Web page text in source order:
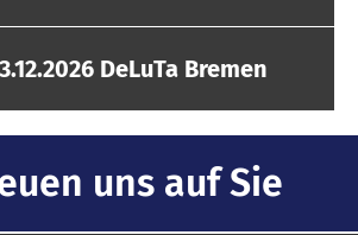
DeLuTa Bremen
uns auf Sie